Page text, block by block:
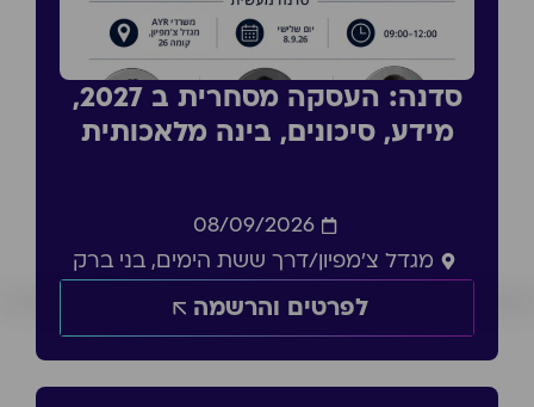
סדנה: העסקה מסחרית ב 2027,
מידע, סיכונים, בינה מלאכותית
08/09/2026
מגדל צ'מפיון/דרך ששת הימים, בני ברק
לפרטים והרשמה